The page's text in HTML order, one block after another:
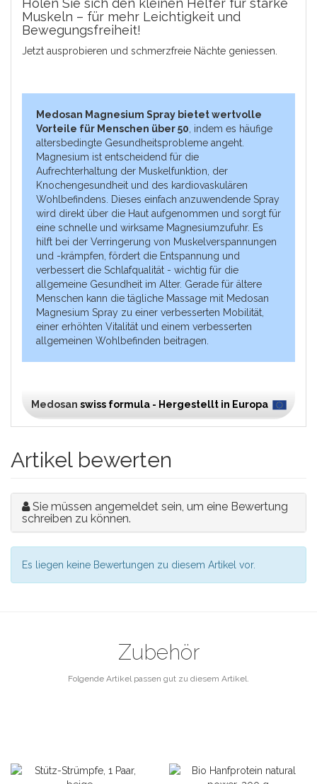
Holen Sie sich den kleinen Helfer für starke
Muskeln – für mehr Leichtigkeit und
Bewegungsfreiheit!
Jetzt ausprobieren und schmerzfreie Nächte geniessen.
Medosan Magnesium Spray bietet wertvolle
Vorteile für Menschen über 50 , indem es häufige
altersbedingte Gesundheitsprobleme angeht.
Magnesium ist entscheidend für die
Aufrechterhaltung der Muskelfunktion, der
Knochengesundheit und des kardiovaskulären
Wohlbefindens. Dieses einfach anzuwendende Spray
wird direkt über die Haut aufgenommen und sorgt für
eine schnelle und wirksame Magnesiumzufuhr. Es
hilft bei der Verringerung von Muskelverspannungen
und -krämpfen, fördert die Entspannung und
verbessert die Schlafqualität - wichtig für die
allgemeine Gesundheit im Alter. Gerade für ältere
Menschen kann die tägliche Massage mit Medosan
Magnesium Spray zu einer verbesserten Mobilität,
einer erhöhten Vitalität und einem verbesserten
allgemeinen Wohlbefinden beitragen.
Medosan swiss formula - Hergestellt in Europa
Artikel bewerten
Sie müssen angemeldet sein, um eine Bewertung
schreiben zu können.
Es liegen keine Bewertungen zu diesem Artikel vor.
Zubehör
Folgende Artikel passen gut zu diesem Artikel.